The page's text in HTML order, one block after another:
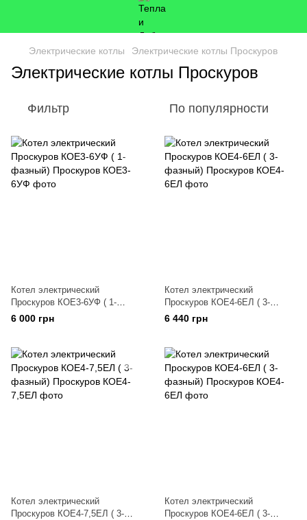
Электрические котлы Электрические котлы Проскуров
Электрические котлы Проскуров
Фильтр По популярности
Котел электрический
Проскуров КОЕ3-6УФ ( 1-
фазный)
6 000 грн
Котел электрический
Проскуров КОЕ4-6ЕЛ ( 3-
фазный)
6 440 грн
Котел электрический
Проскуров КОЕ4-7,5ЕЛ ( 3-
Котел электрический
Проскуров КОЕ4-6ЕЛ ( 3-